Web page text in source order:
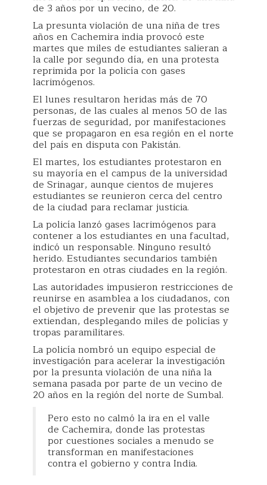
de 3 años por un vecino, de 20.
La presunta violación de una niña de tres
años en Cachemira india provocó este
martes que miles de estudiantes salieran a
la calle por segundo día, en una protesta
reprimida por la policía con gases
lacrimógenos.
El lunes resultaron heridas más de 70
personas, de las cuales al menos 50 de las
fuerzas de seguridad, por manifestaciones
que se propagaron en esa región en el norte
del país en disputa con Pakistán.
El martes, los estudiantes protestaron en
su mayoría en el campus de la universidad
de Srinagar, aunque cientos de mujeres
estudiantes se reunieron cerca del centro
de la ciudad para reclamar justicia.
La policía lanzó gases lacrimógenos para
contener a los estudiantes en una facultad,
indicó un responsable. Ninguno resultó
herido. Estudiantes secundarios también
protestaron en otras ciudades en la región.
Las autoridades impusieron restricciones de
reunirse en asamblea a los ciudadanos, con
el objetivo de prevenir que las protestas se
extiendan, desplegando miles de policías y
tropas paramilitares.
La policía nombró un equipo especial de
investigación para acelerar la investigación
por la presunta violación de una niña la
semana pasada por parte de un vecino de
20 años en la región del norte de Sumbal.
Pero esto no calmó la ira en el valle
de Cachemira, donde las protestas
por cuestiones sociales a menudo se
transforman en manifestaciones
contra el gobierno y contra India.